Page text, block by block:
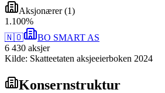
Aksjonærer(1)
1 .100%
🇳🇴
BO SMART AS
6 430 aksjer
Kilde: Skatteetaten aksjeeierboken 2024
Konsernstruktur